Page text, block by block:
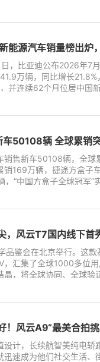
，比亚迪公布2026年7
万辆，同比增长
并连续62个月位居中国
这份强劲表现延续至下
车50108辆 全球累销
销售新车50108辆，全球
销169万辆，捷途方盒子
，“中国方盒子全球冠军”
，风云T7国内线下首
品鉴会在北京举行。这
，汇集了全球1000多位
晶，将全球协同、全球验
！风云A9“最美合拍
设计，长续航智美纯电
迅速成为他们社交生活、